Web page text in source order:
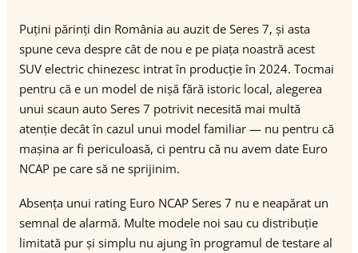
Puțini părinți din România au auzit de Seres 7, și asta
spune ceva despre cât de nou e pe piața noastră acest
SUV electric chinezesc intrat în producție în 2024. Tocmai
pentru că e un model de nișă fără istoric local, alegerea
unui scaun auto Seres 7 potrivit necesită mai multă
atenție decât în cazul unui model familiar — nu pentru că
mașina ar fi periculoasă, ci pentru că nu avem date Euro
NCAP pe care să ne sprijinim.
Absența unui rating Euro NCAP Seres 7 nu e neapărat un
semnal de alarmă. Multe modele noi sau cu distribuție
limitată pur și simplu nu ajung în programul de testare al